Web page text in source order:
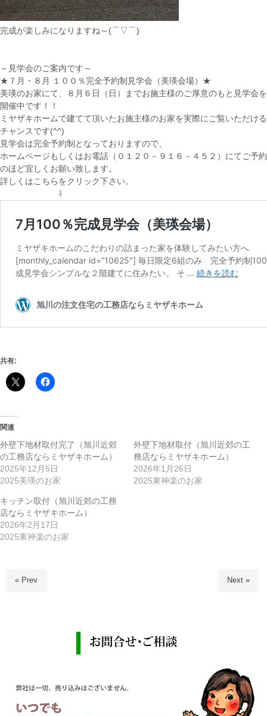
完成が楽しみになりますね～(⌒▽⌒)
～見学会のご案内です～
★７月・８月 １００％完全予約制見学会（美瑛会場）★
美瑛のお家にて、８月６日（日）までお施主様のご厚意のもと見学会を
開催中です！！
ミヤザキホームで建てて頂いたお施主様のお家を実際にご覧いただける
チャンスです(^^)
見学会は完全予約制となっておりますので、
ホームページもしくはお電話（０１２０－９１６－４５２）にてご予約
のほど宜しくお願い致します。
詳しくはこちらをクリック下さい。
⇩
共有:
関連
外壁下地材取付完了（旭川近郊
の工務店ならミヤザキホーム）
2025年12月5日
2025美瑛のお家
外壁下地材取付（旭川近郊の工
務店ならミヤザキホーム）
2026年1月26日
2025東神楽のお家
キッチン取付（旭川近郊の工務
店ならミヤザキホーム）
2026年2月17日
2025東神楽のお家
« Prev Next »